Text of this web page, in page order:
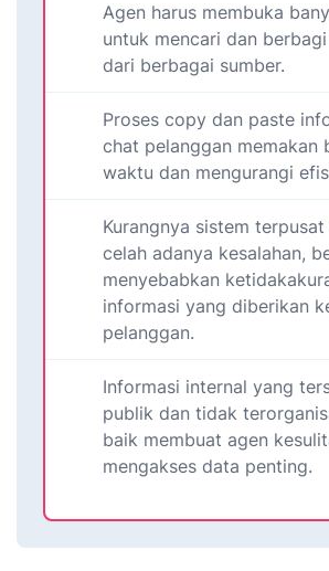
Agen harus membuka
untuk mencari dan
dari berbagai sumber.
Proses copy dan paste
chat pelanggan memakan
waktu dan mengurangi
Kurangnya sistem
celah adanya kesalahan,
menyebabkan
informasi yang diberikan
pelanggan.
Informasi internal yang
publik dan tidak
baik membuat agen
mengakses data penting.